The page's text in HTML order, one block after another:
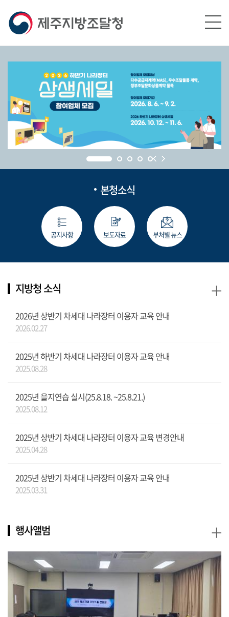
본청소식
공지사항 보도자료 부처별 뉴스
지방청 소식
2026년 상반기 차세대 나라장터 이용자 교육 안내
2026.02.27
2025년 하반기 차세대 나라장터 이용자 교육 안내
2025.08.28
2025년 을지연습 실시(25.8.18. ~25.8.21.)
2025.08.12
2025년 상반기 차세대 나라장터 이용자 교육 변경안내
2025.04.28
2025년 상반기 차세대 나라장터 이용자 교육 안내
2025.03.31
+
행사앨범 +